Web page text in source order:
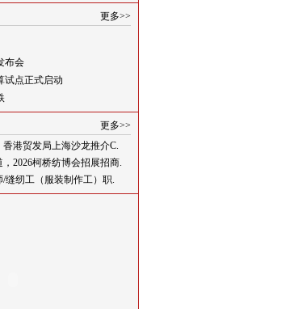
更多>>
布会
试点正式启动
更多>>
港贸发局上海沙龙推介C.
2026柯桥纺博会招展招商.
缝纫工（服装制作工）职.